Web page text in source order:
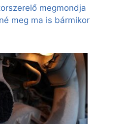
megmondja
meg ma is bármikor